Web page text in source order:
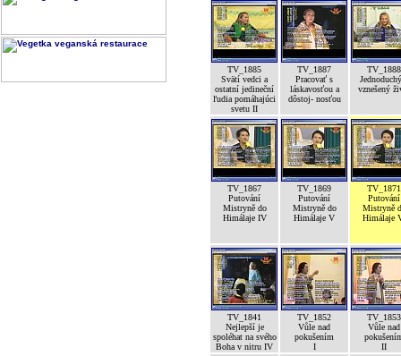
TV_1885
Svätí vedci a
ostatní jedineční
ľudia pomáhajúci
svetu II
TV_1887
Pracovať s
láskavosťou a
dôstoj- nosťou
TV_1888
vznešený
TV_1867
Putování
Mistryně do
Himálaje IV
TV_1869
Putování
Mistryně do
Himálaje V
TV_1871
Putování
Mistryně
Himálaje
TV_1841
Nejlepší je
spoléhat na svého
Boha v nitru IV
TV_1852
Vůle nad
pokušením
I
TV_1853
Vůle nad
II